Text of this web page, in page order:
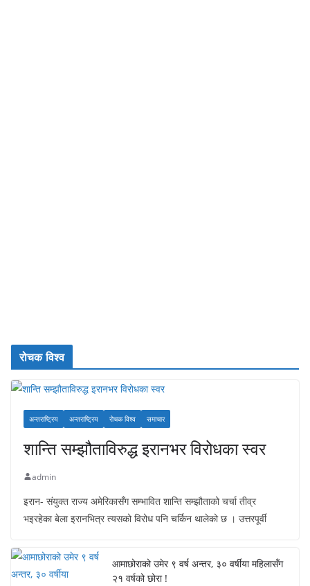
रोचक विश्व
अन्तराष्ट्रिय अन्तराष्ट्रिय रोचक विश्व समाचार
शान्ति सम्झौताविरुद्ध इरानभर विरोधका स्वर
admin
इरान- संयुक्त राज्य अमेरिकासँग सम्भावित शान्ति सम्झौताको चर्चा तीव्र
भइरहेका बेला इरानभित्र त्यसको विरोध पनि चर्किन थालेको छ । उत्तरपूर्वी
आमाछोराको उमेर ९ वर्ष अन्तर, ३० वर्षीया महिलासँग
२१ वर्षको छोरा !